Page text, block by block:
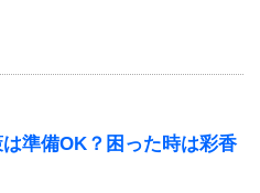
準備OK？困った時は彩香